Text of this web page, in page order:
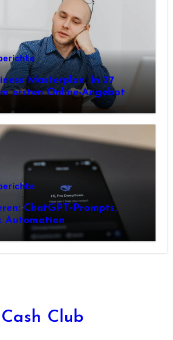
Masterplan: In 37
ersten Online-Angebot
ChatGPT‑Prompts,
Automation
Cash Club